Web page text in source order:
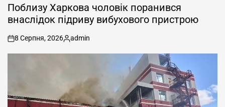
УПоблизу Харкова чоловік поранився
внаслідок підриву вибухового пристрою
on
8 Серпня, 2026
Опубліковано
admin